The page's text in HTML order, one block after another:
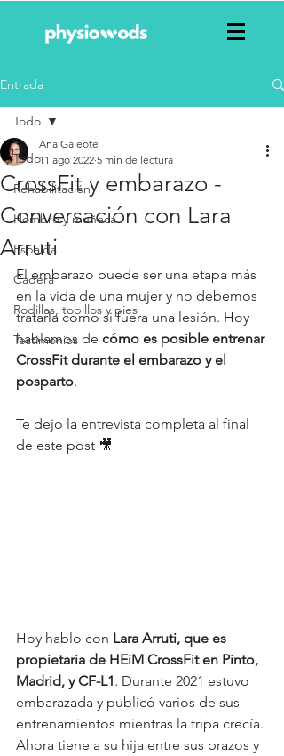
Entrada
Todo
Rehabilitación
Hombro y muñeca
Espalda
Cadera
Rodillas, tobillos y pies
Testimonios
Todo
CrossFit y embarazo -
Conversación con Lara
Arruti
Ana Galeote
11 ago 2022 5 min de lectura
El embarazo puede ser una etapa más
en la vida de una mujer y no debemos
tratarla como si fuera una lesión. Hoy
hablamos de cómo es posible entrenar
CrossFit durante el embarazo y el
posparto.
Te dejo la entrevista completa al final
de este post 🎥
Hoy hablo con Lara Arruti, que es
propietaria de HEiM CrossFit en Pinto,
Madrid, y CF-L1. Durante 2021 estuvo
embarazada y publicó varios de sus
entrenamientos mientras la tripa crecía.
Ahora tiene a su hija entre sus brazos y